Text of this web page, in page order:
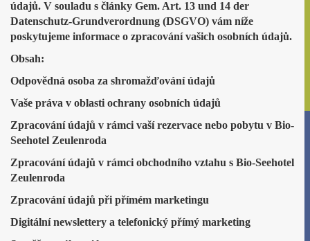
údajů. V souladu s články Gem. Art. 13 und 14 der
Datenschutz-Grundverordnung (DSGVO) vám níže
poskytujeme informace o zpracování vašich osobních údajů.
Obsah:
Odpovědná osoba za shromažďování údajů
Vaše práva v oblasti ochrany osobních údajů
Zpracování údajů v rámci vaší rezervace nebo pobytu v Bio-
Seehotel Zeulenroda
Zpracování údajů v rámci obchodního vztahu s Bio-Seehotel
Zeulenroda
Zpracování údajů při přímém marketingu
Digitální newslettery a telefonický přímý marketing